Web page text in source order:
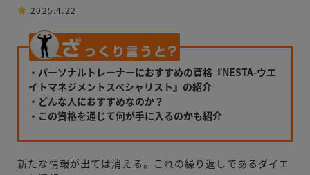
2025.4.22
・パーソナルトレーナーにおすすめの資格『NESTA-ウエ
イトマネジメントスペシャリスト』の紹介
・どんな人におすすめなのか？
・この資格を通じて何が手に入るのかも紹介
新たな情報が出ては消える。これの繰り返しであるダイエ